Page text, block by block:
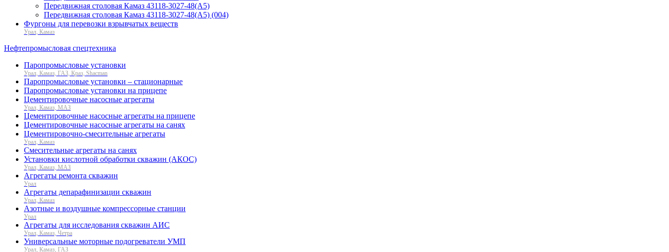
Передвижная столовая Камаз 43118-3027-48(A5)
Передвижная столовая Камаз 43118-3027-48(A5) (004)
Фургоны для перевозки взрывчатых веществ
Урал, Камаз
Нефтепромысловая спецтехника
Паропромысловые установки
Урал, Камаз, ГАЗ, Краз, Shacman
Паропромысловые установки – стационарные
Паропромысловые установки на прицепе
Цементировочные насосные агрегаты
Урал, Камаз, МАЗ
Цементировочные насосные агрегаты на прицепе
Цементировочные насосные агрегаты на санях
Цементировочно-смесительные агрегаты
Урал, Камаз
Смесительные агрегаты на санях
Установки кислотной обработки скважин (АКОС)
Урал, Камаз, МАЗ
Агрегаты ремонта скважин
Урал
Агрегаты депарафинизации скважин
Урал, Камаз
Азотные и воздушные компрессорные станции
Урал
Агрегаты для исследования скважин АИС
Урал, Камаз, Четра
Универсальные моторные подогреватели УМП
Урал, Камаз, ГАЗ